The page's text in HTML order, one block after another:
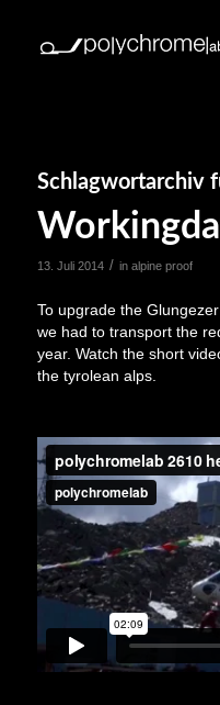
Schlagwortarchiv
13. Juli 2014 / in alpine proof
To upgrade the
we had to transport the
year. Watch the short
the tyrolean alps.